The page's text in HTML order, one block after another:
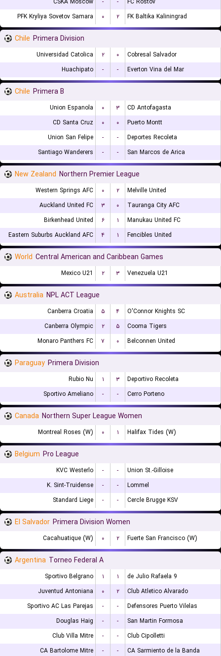
PFK Kryliya Sovetov Samara
۰ ۲ FK Baltika Kaliningrad
Chile Primera Division
Universidad Catolica ۲ ۰
Cobresal Salvador
Huachipato
- - Everton Vina del Mar
Chile Primera B
Union Espanola ۰ ۳
CD Antofagasta
CD Santa Cruz
۰ ۰
Puerto Montt
Union San Felipe
- -
Deportes Recoleta
Santiago Wanderers
- - San Marcos de Arica
New Zealand Northern Premier League
Western Springs AFC ۰ ۲
Melville United
Auckland United FC
۳ ۰
Tauranga City AFC
Birkenhead United
۶ ۱
Manukau United FC
Eastern Suburbs Auckland AFC
۴ ۱ Fencibles United
World Central American and Caribbean Games
Mexico U21 ۲ ۳ Venezuela U21
Australia NPL ACT League
Canberra Croatia ۵ ۴
O'Connor Knights SC
Canberra Olympic
۲ ۵
Cooma Tigers
Monaro Panthers FC
۷ ۰ Belconnen United
Paraguay Primera Division
Rubio Nu ۱ ۳
Deportivo Recoleta
Sportivo Ameliano
- - Cerro Porteno
Canada Northern Super League Women
Montreal Roses (W) ۰ ۱ Halifax Tides (W)
Belgium Pro League
KVC Westerlo - -
Union St.-Gilloise
K. Sint-Truidense
- -
Lommel
Standard Liege
- - Cercle Brugge KSV
El Salvador Primera Division Women
Cacahuatique (W) ۰ ۲ Fuerte San Francisco (W)
Argentina Torneo Federal A
Sportivo Belgrano ۱ ۱
9 de Julio Rafaela
Juventud Antoniana
۰ ۲
Club Atletico Alvarado
Sportivo AC Las Parejas
- -
Defensores Puerto Vilelas
Douglas Haig
- -
San Martin Formosa
Club Villa Mitre
- -
Club Cipolletti
CA Bartolome Mitre
- -
CA Sarmiento de la Banda